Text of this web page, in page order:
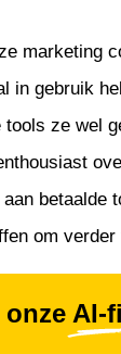
marketing
in gebruik
ze wel
betaalde
om
onze AI-